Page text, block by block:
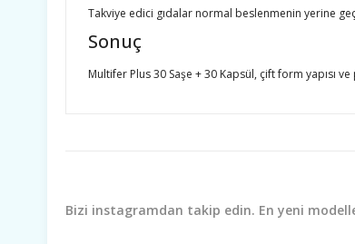
Takviye edici gıdalar normal beslenmenin yerine
Sonuç
Multifer Plus 30 Saşe + 30 Kapsül, çift form yapısı
Ürün resmi kalitesiz, bozuk veya
Bizi instagramdan takip edin. En yeni